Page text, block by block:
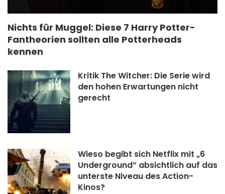
Nichts für Muggel: Diese 7 Harry Potter-
Fantheorien sollten alle Potterheads
kennen
Kritik The Witcher: Die Serie wird
den hohen Erwartungen nicht
gerecht
Wieso begibt sich Netflix mit „6
Underground“ absichtlich auf das
unterste Niveau des Action-
Kinos?